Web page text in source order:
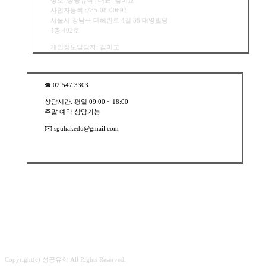
사업자등록 :785-08-00693
서울시 강남구 테헤란로 4길 38 태영빌딩
4층 402호
개인정보담당자: 김미교
☎︎ 02.547.3303
상담시간. 평일 09:00 ~ 18:00
주말 예약 상담가능
✉️ sguhakedu@gmail.com
Copyright(c) 성공유학 All Rights Reserved.